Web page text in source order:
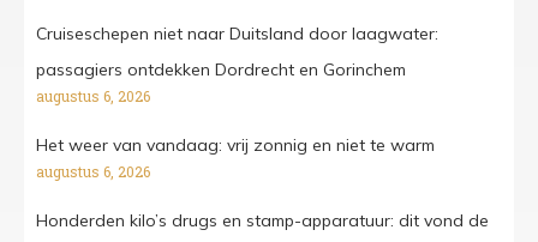
Cruiseschepen niet naar Duitsland door laagwater:
passagiers ontdekken Dordrecht en Gorinchem
augustus 6, 2026
Het weer van vandaag: vrij zonnig en niet te warm
augustus 6, 2026
Honderden kilo’s drugs en stamp-apparatuur: dit vond de